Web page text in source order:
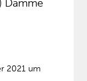
Dämme
2021 um